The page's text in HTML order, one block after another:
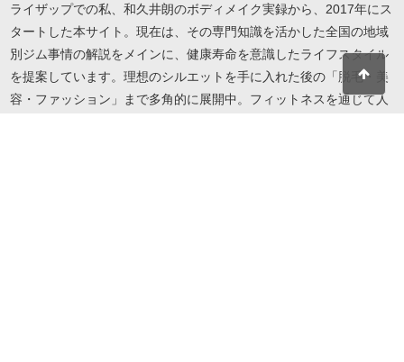
ライザップでの私、和久井朗のボディメイク実録から、2017年にス
タートした本サイト。現在は、その専門知識を活かした全国の地域
別ジム事情の解説をメインに、健康寿命を意識したライフスタイル
を提案しています。理想のシルエットを手に入れた後の「脱毛・美
容・ファッション」まで多角的に展開中。フィットネスを通じて人